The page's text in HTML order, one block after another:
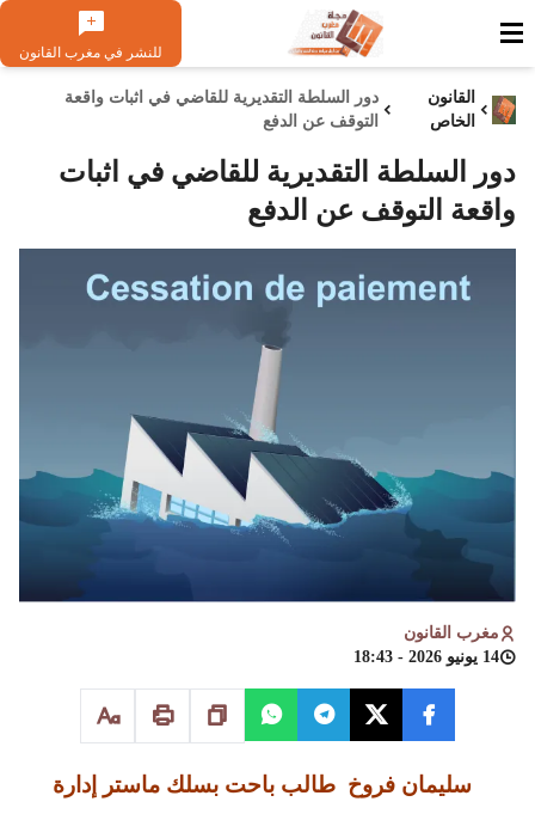
للنشر في مغرب القانون
القانون
الخاص
دور السلطة التقديرية للقاضي في اثبات واقعة
التوقف عن الدفع
دور السلطة التقديرية للقاضي في اثبات
واقعة التوقف عن الدفع
مغرب القانون
14 يونيو 2026 - 18:43
سليمان فروخ طالب باحت بسلك ماستر إدارة